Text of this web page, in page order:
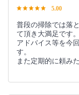
5.00
普段の掃除では落
て頂き大満足です。
アドバイス等を今
す。
また定期的に頼み